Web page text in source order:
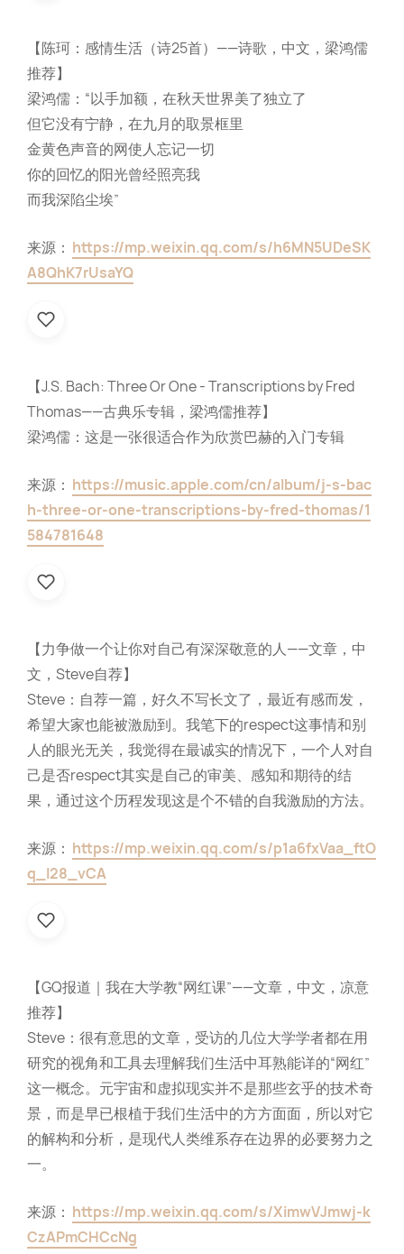
【陈珂：感情生活（诗25首）——诗歌，中文，梁鸿儒
推荐】
梁鸿儒：“以手加额，在秋天世界美了独立了
但它没有宁静，在九月的取景框里
金黄色声音的网使人忘记一切
你的回忆的阳光曾经照亮我
而我深陷尘埃”
来源： https://mp.weixin.qq.com/s/h6MN5UDeSK
A8QhK7rUsaYQ
【J.S. Bach: Three Or One - Transcriptions by Fred
Thomas——古典乐专辑，梁鸿儒推荐】
梁鸿儒：这是一张很适合作为欣赏巴赫的入门专辑
来源： https://music.apple.com/cn/album/j-s-bac
h-three-or-one-transcriptions-by-fred-thomas/1
584781648
【力争做一个让你对自己有深深敬意的人——文章，中
文，Steve自荐】
Steve：自荐一篇，好久不写长文了，最近有感而发，
希望大家也能被激励到。我笔下的respect这事情和别
人的眼光无关，我觉得在最诚实的情况下，一个人对自
己是否respect其实是自己的审美、感知和期待的结
果，通过这个历程发现这是个不错的自我激励的方法。
来源： https://mp.weixin.qq.com/s/p1a6fxVaa_ftO
q_l28_vCA
【GQ报道｜我在大学教“网红课”——文章，中文，凉意
推荐】
Steve：很有意思的文章，受访的几位大学学者都在用
研究的视角和工具去理解我们生活中耳熟能详的“网红”
这一概念。元宇宙和虚拟现实并不是那些玄乎的技术奇
景，而是早已根植于我们生活中的方方面面，所以对它
的解构和分析，是现代人类维系存在边界的必要努力之
一。
来源： https://mp.weixin.qq.com/s/XimwVJmwj-k
CzAPmCHCcNg